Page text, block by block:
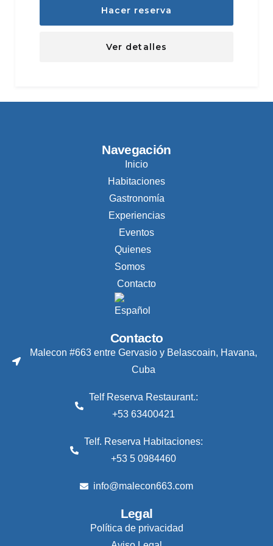
Hacer reserva
Ver detalles
Navegación
Inicio
Habitaciones
Gastronomía
Experiencias
Eventos
Quienes
Somos
Contacto
Contacto
Malecon #663 entre Gervasio y Belascoain, Havana,
Cuba
Telf Reserva Restaurant.:
+53 63400421
Telf. Reserva Habitaciones:
+53 5 0984460
info@malecon663.com
Legal
Política de privacidad